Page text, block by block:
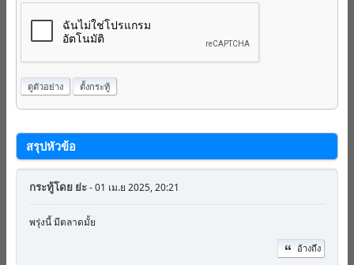
สรุปหัวข้อ
กระทู้โดย ย่ะ- 01 เม.ย 2025, 20:21
พรุ่งนี้ มีตลาดมั้ย
อ้างถึง